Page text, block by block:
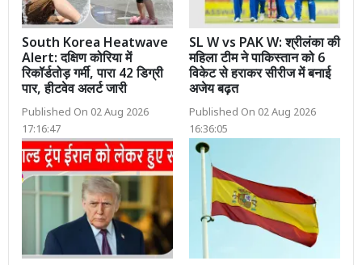
South Korea Heatwave
Alert: दक्षिण कोरिया में
रिकॉर्डतोड़ गर्मी, पारा 42 डिग्री
पार, हीटवेव अलर्ट जारी
Published On 02 Aug 2026
17:16:47
SL W vs PAK W: श्रीलंका की
महिला टीम ने पाकिस्तान को 6
विकेट से हराकर सीरीज में बनाई
अजेय बढ़त
Published On 02 Aug 2026
16:36:05